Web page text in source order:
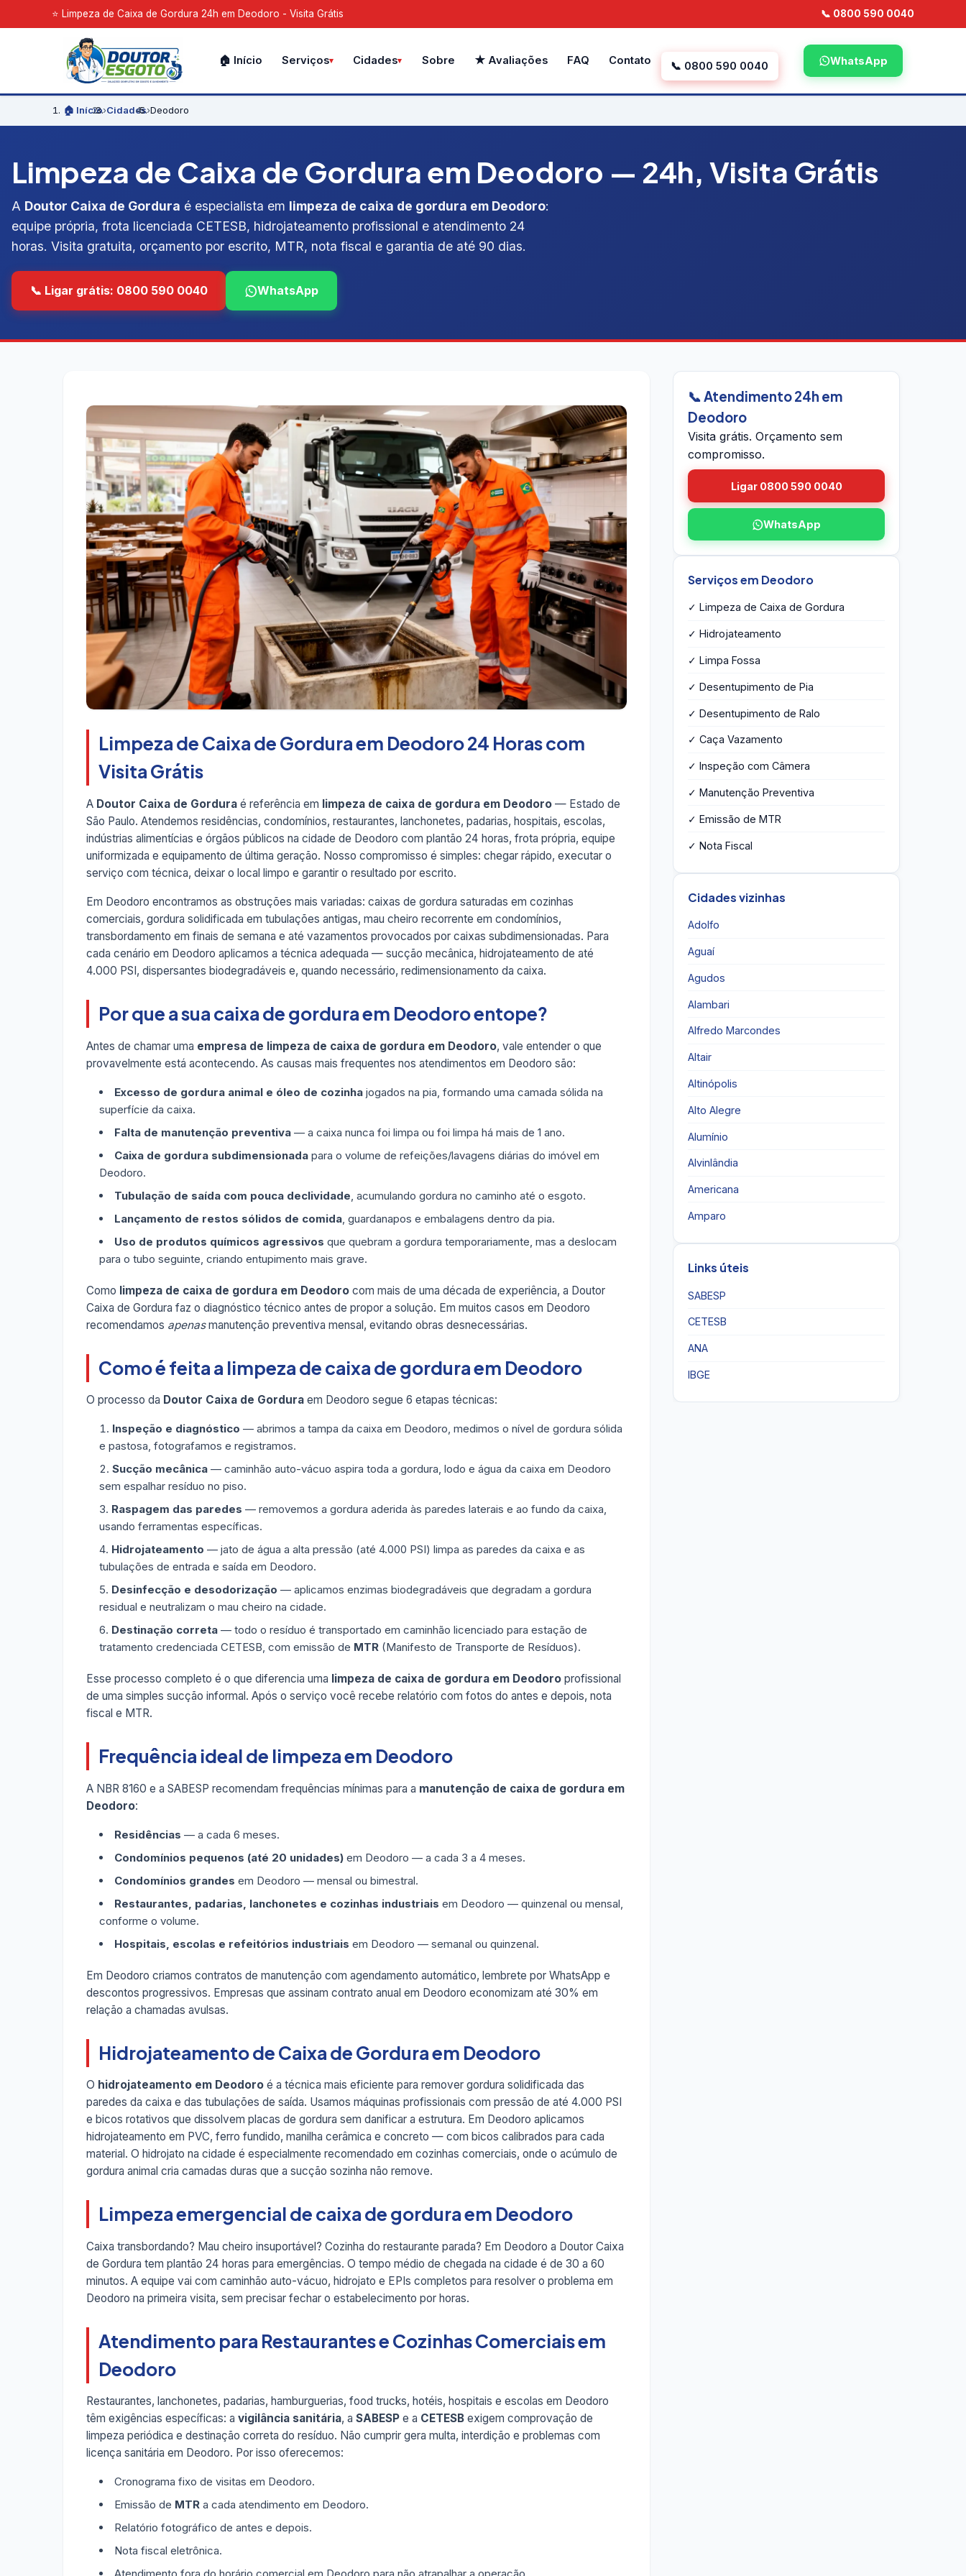
⭐ Limpeza de Caixa de Gordura 24h em Deodoro - Visita Grátis 📞 0800 590 0040
🏠 Início Serviços Cidades Sobre ★ Avaliações FAQ Contato 📞 0800 590 0040 WhatsApp
🏠 Início›Cidades›Deodoro
Limpeza de Caixa de Gordura em Deodoro — 24h, Visita Grátis
A Doutor Caixa de Gordura é especialista em limpeza de caixa de gordura em Deodoro:
equipe própria, frota licenciada CETESB, hidrojateamento profissional e atendimento 24
horas. Visita gratuita, orçamento por escrito, MTR, nota fiscal e garantia de até 90 dias.
📞 Ligar grátis: 0800 590 0040 WhatsApp
Limpeza de Caixa de Gordura em Deodoro 24 Horas com
Visita Grátis
A Doutor Caixa de Gordura é referência em limpeza de caixa de gordura em Deodoro — Estado de
São Paulo. Atendemos residências, condomínios, restaurantes, lanchonetes, padarias, hospitais, escolas,
indústrias alimentícias e órgãos públicos na cidade de Deodoro com plantão 24 horas, frota própria, equipe
uniformizada e equipamento de última geração. Nosso compromisso é simples: chegar rápido, executar o
serviço com técnica, deixar o local limpo e garantir o resultado por escrito.
Em Deodoro encontramos as obstruções mais variadas: caixas de gordura saturadas em cozinhas
comerciais, gordura solidificada em tubulações antigas, mau cheiro recorrente em condomínios,
transbordamento em finais de semana e até vazamentos provocados por caixas subdimensionadas. Para
cada cenário em Deodoro aplicamos a técnica adequada — sucção mecânica, hidrojateamento de até
4.000 PSI, dispersantes biodegradáveis e, quando necessário, redimensionamento da caixa.
Por que a sua caixa de gordura em Deodoro entope?
Antes de chamar uma empresa de limpeza de caixa de gordura em Deodoro, vale entender o que
provavelmente está acontecendo. As causas mais frequentes nos atendimentos em Deodoro são:
Excesso de gordura animal e óleo de cozinhajogados na pia, formando uma camada sólida na
superfície da caixa.
Falta de manutenção preventiva— a caixa nunca foi limpa ou foi limpa há mais de 1 ano.
Caixa de gordura subdimensionadapara o volume de refeições/lavagens diárias do imóvel em
Deodoro.
Tubulação de saída com pouca declividade , acumulando gordura no caminho até o esgoto.
Lançamento de restos sólidos de comida, guardanapos e embalagens dentro da pia.
Uso de produtos químicos agressivos que quebram a gordura temporariamente, mas a deslocam
para o tubo seguinte, criando entupimento mais grave.
Como limpeza de caixa de gordura em Deodoro com mais de uma década de experiência, a Doutor
Caixa de Gordura faz o diagnóstico técnico antes de propor a solução. Em muitos casos em Deodoro
recomendamos apenasmanutenção preventiva mensal, evitando obras desnecessárias.
Como é feita a limpeza de caixa de gordura em Deodoro
O processo da Doutor Caixa de Gordura em Deodoro segue 6 etapas técnicas:
Inspeção e diagnóstico — abrimos a tampa da caixa em Deodoro, medimos o nível de gordura sólida
e pastosa, fotografamos e registramos.
Sucção mecânica— caminhão auto-vácuo aspira toda a gordura, lodo e água da caixa em Deodoro
sem espalhar resíduo no piso.
Raspagem das paredes — removemos a gordura aderida às paredes laterais e ao fundo da caixa,
usando ferramentas específicas.
Hidrojateamento — jato de água a alta pressão (até 4.000 PSI) limpa as paredes da caixa e as
tubulações de entrada e saída em Deodoro.
Desinfecção e desodorização — aplicamos enzimas biodegradáveis que degradam a gordura
residual e neutralizam o mau cheiro na cidade.
Destinação correta— todo o resíduo é transportado em caminhão licenciado para estação de
tratamento credenciada CETESB, com emissão de MTR(Manifesto de Transporte de Resíduos).
Esse processo completo é o que diferencia uma limpeza de caixa de gordura em Deodoro profissional
de uma simples sucção informal. Após o serviço você recebe relatório com fotos do antes e depois, nota
fiscal e MTR.
Frequência ideal de limpeza em Deodoro
A NBR 8160 e a SABESP recomendam frequências mínimas para a manutenção de caixa de gordura em
Deodoro:
Residências — a cada 6 meses.
Condomínios pequenos (até 20 unidades)em Deodoro — a cada 3 a 4 meses.
Condomínios grandes em Deodoro — mensal ou bimestral.
Restaurantes, padarias, lanchonetes e cozinhas industriais em Deodoro — quinzenal ou mensal,
conforme o volume.
Hospitais, escolas e refeitórios industriais em Deodoro — semanal ou quinzenal.
Em Deodoro criamos contratos de manutenção com agendamento automático, lembrete por WhatsApp e
descontos progressivos. Empresas que assinam contrato anual em Deodoro economizam até 30% em
relação a chamadas avulsas.
Hidrojateamento de Caixa de Gordura em Deodoro
O hidrojateamento em Deodoro é a técnica mais eficiente para remover gordura solidificada das
paredes da caixa e das tubulações de saída. Usamos máquinas profissionais com pressão de até 4.000 PSI
e bicos rotativos que dissolvem placas de gordura sem danificar a estrutura. Em Deodoro aplicamos
hidrojateamento em PVC, ferro fundido, manilha cerâmica e concreto — com bicos calibrados para cada
material. O hidrojato na cidade é especialmente recomendado em cozinhas comerciais, onde o acúmulo de
gordura animal cria camadas duras que a sucção sozinha não remove.
Limpeza emergencial de caixa de gordura em Deodoro
Caixa transbordando? Mau cheiro insuportável? Cozinha do restaurante parada? Em Deodoro a Doutor Caixa
de Gordura tem plantão 24 horas para emergências. O tempo médio de chegada na cidade é de 30 a 60
minutos. A equipe vai com caminhão auto-vácuo, hidrojato e EPIs completos para resolver o problema em
Deodoro na primeira visita, sem precisar fechar o estabelecimento por horas.
Atendimento para Restaurantes e Cozinhas Comerciais em
Deodoro
Restaurantes, lanchonetes, padarias, hamburguerias, food trucks, hotéis, hospitais e escolas em Deodoro
têm exigências específicas: a vigilância sanitária, a SABESP e a CETESB exigem comprovação de
limpeza periódica e destinação correta do resíduo. Não cumprir gera multa, interdição e problemas com
licença sanitária em Deodoro. Por isso oferecemos:
Cronograma fixo de visitas em Deodoro.
Emissão de MTRa cada atendimento em Deodoro.
Relatório fotográfico de antes e depois.
Nota fiscal eletrônica.
📞 Atendimento 24h em
Deodoro
Visita grátis. Orçamento sem
compromisso.
Ligar 0800 590 0040
WhatsApp
Serviços em Deodoro
✓ Limpeza de Caixa de Gordura
✓ Hidrojateamento
✓ Limpa Fossa
✓ Desentupimento de Pia
✓ Desentupimento de Ralo
✓ Caça Vazamento
✓ Inspeção com Câmera
✓ Manutenção Preventiva
✓ Emissão de MTR
✓ Nota Fiscal
Cidades vizinhas
Adolfo
Aguaí
Agudos
Alambari
Alfredo Marcondes
Altair
Altinópolis
Alto Alegre
Alumínio
Alvinlândia
Americana
Amparo
Links úteis
SABESP
CETESB
ANA
IBGE